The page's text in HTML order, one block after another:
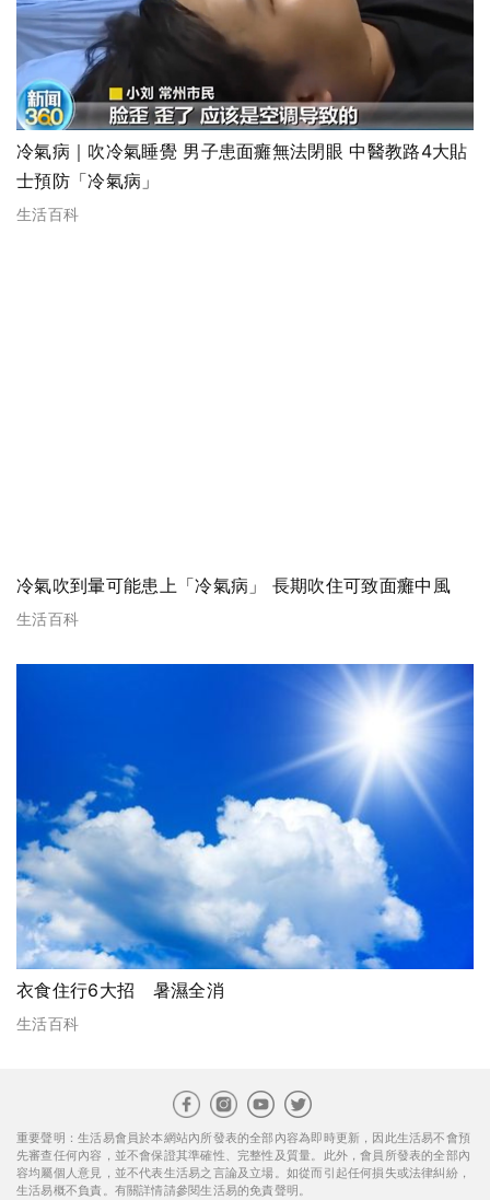
冷氣病｜吹冷氣睡覺 男子患面癱無法閉眼 中醫教路4大貼
士預防「冷氣病」
生活百科
冷氣吹到暈可能患上「冷氣病」 長期吹住可致面癱中風
生活百科
衣食住行6大招 暑濕全消
生活百科
重要聲明：生活易會員於本網站內所發表的全部內容為即時更新，因此生活易不會預
先審查任何內容，並不會保證其準確性、完整性及質量。此外，會員所發表的全部內
容均屬個人意見，並不代表生活易之言論及立場。如從而引起任何損失或法律糾紛，
生活易概不負責。有關詳情請參閱生活易的免責聲明。